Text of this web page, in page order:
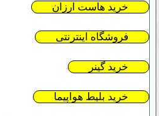
خرید هاست ارزان
فروشگاه اینترنتی
خرید گینر
خرید بلیط هواپیما